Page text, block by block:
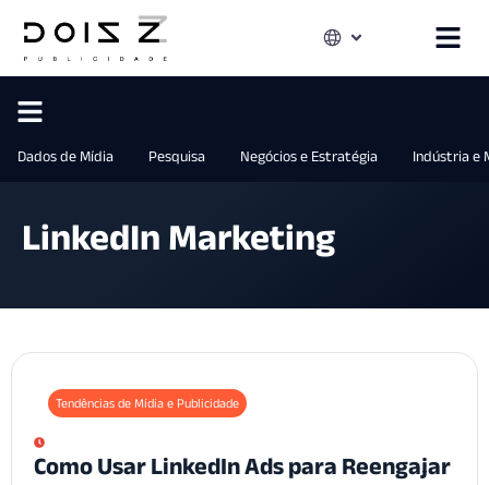
Dados de Mídia Pesquisa Negócios e Estratégia Indústria e
LinkedIn Marketing
Tendências de Mídia e Publicidade
Como Usar LinkedIn Ads para Reengajar